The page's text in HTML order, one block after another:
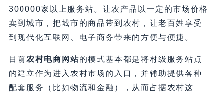
300000家以上服务站。让农产品以一定的市场价格
卖到城市，把城市的商品带到农村，让老百姓享受
到现代化互联网、电子商务带来的方便与便捷。
目前农村电商网站的模式基本都是将村级服务站点
的建立作为进入农村市场的入口，并辅助提供各种
配套服务（比如物流和金融），从而占据农村这